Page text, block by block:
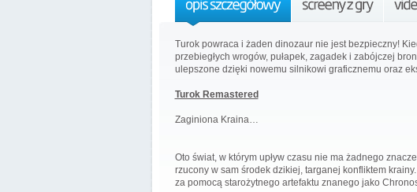
Turok powraca i żaden dinozaur nie jest bezpieczny!
przebiegłych wrogów, pułapek, zagadek i zabójczej
ulepszone dzięki nowemu silnikowi graficznemu oraz
Turok Remastered
Zaginiona Kraina…
Oto świat, w którym upływ czasu nie ma żadnego
rzucony w sam środek dzikiej, targanej konfliktem
za pomocą starożytnego artefaktu znanego jako